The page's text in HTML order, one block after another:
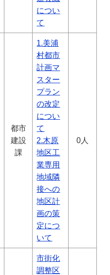
につい
て
都市
建設
課
1.美浦
村都市
計画マ
スター
プラン
の改定
につい
て
2.木原
地区工
業専用
地域隣
接への
地区計
画の策
定につ
いて
0人
市街化
調整区